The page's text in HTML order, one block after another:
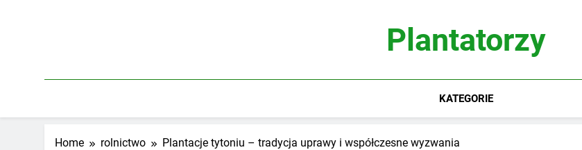
Plantatorzy
KATEGORIE
Home rolnictwo Plantacje tytoniu – tradycja uprawy i współczesne wyzwania